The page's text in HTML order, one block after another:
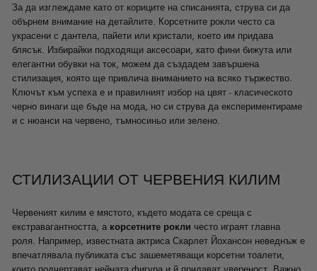
За да изглеждаме като от кориците на списанията, струва си да
обърнем внимание на детайлите. Корсетните рокли често са
украсени с дантела, пайети или кристали, което им придава
блясък. Избирайки подходящи аксесоари, като фини бижута или
елегантни обувки на ток, можем да създадем завършена
стилизация, която ще привлича вниманието на всяко тържество.
Ключът към успеха е и правилният избор на цвят - класическото
черно винаги ще бъде на мода, но си струва да експериментираме
и с нюанси на червено, тъмносиньо или зелено.
СТИЛИЗАЦИИ ОТ ЧЕРВЕНИЯ КИЛИМ
Червеният килим е мястото, където модата се среща с
екстравагантността, а корсетните рокли често играят главна
роля. Например, известната актриса Скарлет Йохансон неведнъж е
впечатлявала публиката със зашеметяващи корсетни тоалети,